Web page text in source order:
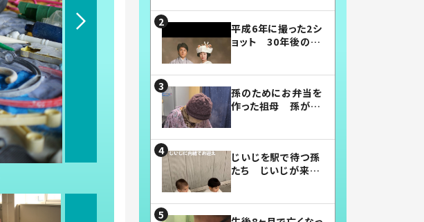
平成6年に撮った2シ
ョット 30年後の姿
孫のためにお弁当を
作った祖母 孫が絶
じいじを駅で待つ孫
たち じいじが来た